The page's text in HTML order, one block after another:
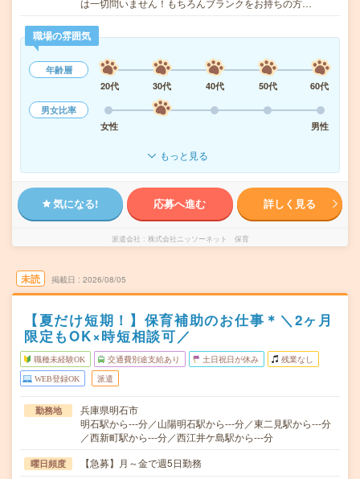
は一切問いません！もちろんブランクをお持ちの方…
職場の雰囲気
年齢層
20代
30代 40代 50代
60代
男女比率
女性
男性
もっと見る
気になる! 応募へ進む 詳しく見る
派遣会社 株式会社ニッソーネット 保育
未読 掲載日 2026/08/05
【夏だけ短期！】保育補助のお仕事＊＼2ヶ月
限定もOK×時短相談可／
職種未経験OK 交通費別途支給あり 土日祝日が休み 残業なし
WEB登録OK 派遣
勤務地
兵庫県明石市
明石駅から---分／山陽明石駅から---分／東二見駅から---分
／西新町駅から---分／西江井ケ島駅から---分
曜日頻度 【急募】月～金で週5日勤務